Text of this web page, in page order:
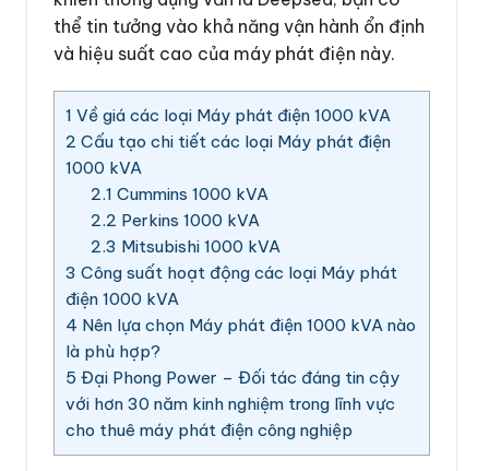
thể tin tưởng vào khả năng vận hành ổn định
và hiệu suất cao của máy phát điện này.
1 Về giá các loại Máy phát điện 1000 kVA
2 Cấu tạo chi tiết các loại Máy phát điện
1000 kVA
2.1 Cummins 1000 kVA
2.2 Perkins 1000 kVA
2.3 Mitsubishi 1000 kVA
3 Công suất hoạt động các loại Máy phát
điện 1000 kVA
4 Nên lựa chọn Máy phát điện 1000 kVA nào
là phù hợp?
5 Đại Phong Power – Đối tác đáng tin cậy
với hơn 30 năm kinh nghiệm trong lĩnh vực
cho thuê máy phát điện công nghiệp